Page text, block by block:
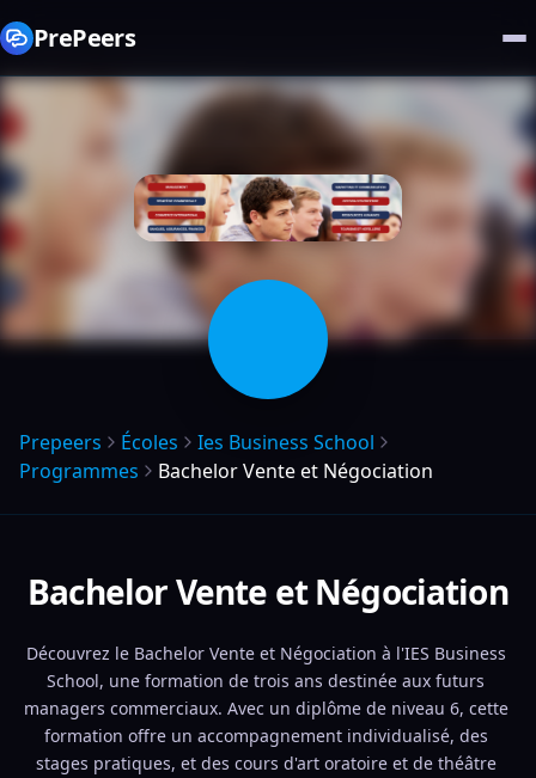
PrePeers
Prepeers Écoles
Ies Business School
Programmes
Bachelor Vente et Négociation
Bachelor Vente et Négociation
Découvrez le Bachelor Vente et Négociation à l'IES Business
School, une formation de trois ans destinée aux futurs
managers commerciaux. Avec un diplôme de niveau 6, cette
formation offre un accompagnement individualisé, des
stages pratiques, et des cours d'art oratoire et de théâtre